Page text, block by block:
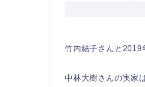
竹内結子さんと2019
中林大樹さんの実家